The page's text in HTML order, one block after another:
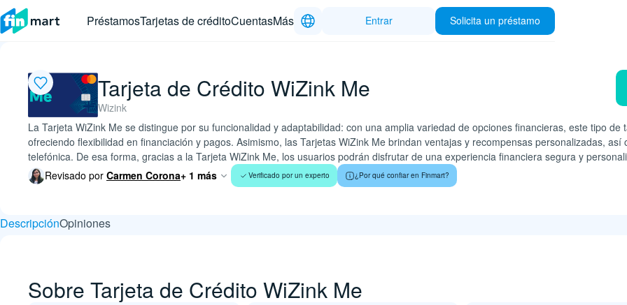
PréstamosTarjetas de créditoCuentasMás Entrar Solicita un préstamo
Tarjeta de Crédito WiZink Me
Wizink
La Tarjeta WiZink Me se distingue por su funcionalidad y adaptabilidad: con una amplia variedad de opciones financieras, este tipo
ofreciendo flexibilidad en financiación y pagos. Asimismo, las Tarjetas WiZink Me brindan ventajas y recompensas personalizadas,
telefónica. De esa forma, gracias a la Tarjeta WiZink Me, los usuarios podrán disfrutar de una experiencia financiera segura y
Revisado por Carmen Corona+ 1 más Verificado por un experto ¿Por qué confiar en Finmart?
DescripciónOpiniones
Sobre Tarjeta de Crédito WiZink Me